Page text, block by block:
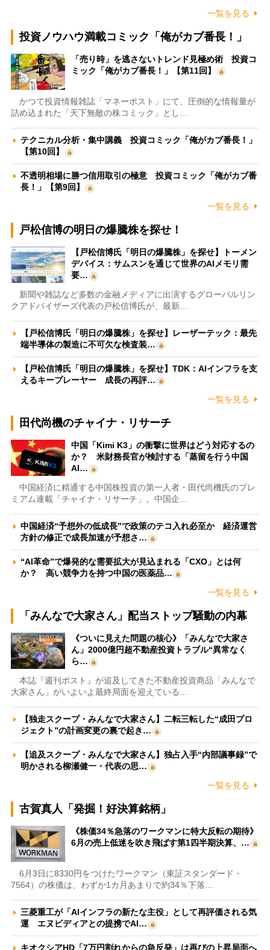
一覧を見る
投資ノウハウ満載コミック「俺がカブ番長！」
「売り時」を逃さないトレンド見極め術 投資コ
ミック「俺がカブ番長！」【第11回】
かつて投資情報雑誌「マネーポスト」にて、圧倒的な情報量が
詰め込まれた「天下無敵の株コミック」とし…
テクニカル分析・集中講義 投資コミック「俺がカブ番長！」
【第10回】
不透明相場に勝つ信用取引の極意 投資コミック「俺がカブ番
長！」【第9回】
一覧を見る
戸松信博の明日の爆騰株を探せ！
【戸松信博氏「明日の爆騰株」を探せ】トーメン
デバイス：サムスンを通じて世界のAIメモリ需
要…
新聞や雑誌など多数の金融メディアに出演するグローバルリン
クアドバイザーズ代表の戸松信博氏が、最新…
【戸松信博氏「明日の爆騰株」を探せ】レーザーテック：最先
端半導体の製造に不可欠な検査装…
【戸松信博氏「明日の爆騰株」を探せ】TDK：AIインフラを支
えるキープレーヤー 成長の再評…
一覧を見る
田代尚機のチャイナ・リサーチ
中国「Kimi K3」の衝撃に世界はどう対応するの
か？ 米財務長官が検討する「蒸留を行う中国
AI…
中国経済に精通する中国株投資の第一人者・田代尚機氏のプレ
ミアム連載「チャイナ・リサーチ」。中国企…
中国経済“予想外の低成長”で政策のテコ入れ必至か 経済運営
方針の修正で成長加速が予想さ…
“AI革命”で爆発的な需要拡大が見込まれる「CXO」とは何
か？ 高い競争力を持つ中国の医薬品…
一覧を見る
「みんなで大家さん」配当ストップ騒動の内幕
《ついに見えた問題の核心》「みんなで大家さ
ん」2000億円超不動産投資トラブル“異常なく
ら…
本誌『週刊ポスト』が追及してきた不動産投資商品「みんなで
大家さん」がいよいよ最終局面を迎えている…
【独走スクープ・みんなで大家さん】二転三転した“成田プロ
ジェクト”の計画変更の裏で起き…
【追及スクープ・みんなで大家さん】独占入手“内部議事録”で
明かされる柳瀬健一・代表の思…
一覧を見る
古賀真人「発掘！好決算銘柄」
《株価34％急落のワークマンに特大反転の期待》
6月の売上低迷を吹き飛ばす第1四半期決算、…
6月3日に8330円をつけたワークマン（東証スタンダード・
7564）の株価は、わずか1カ月あまりで約34％下落…
三菱重工が「AIインフラの新たな主役」として再評価される気
運 エヌビディアとの提携でAI…
キオクシアHD「7万円割れからの急反発」は再びの上昇局面へ